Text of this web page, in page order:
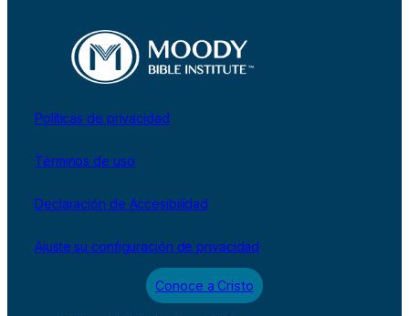
Políticas de privacidad
Términos de uso
Declaración de Accesibilidad
Ajuste su configuración de privacidad
Conoce a Cristo